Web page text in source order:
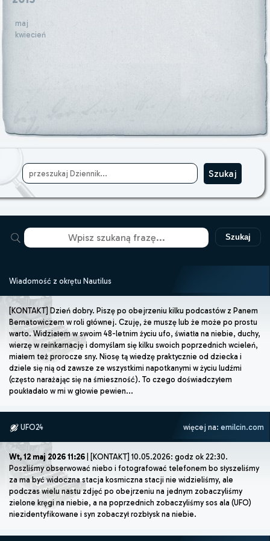
maj
kwiecień
Szukaj
Wiadomość z okrętu Nautilus
[KONTAKT] Dzień dobry. Piszę po obejrzeniu kilku podcastów z Panem
Bernatowiczem w roli głównej. Czuję, że muszę lub że może po prostu
warto. Widziałem w swoim 48-letnim życiu ufo, światła na niebie, duchy,
wierzę w reinkarnację i domyślam się kilku swoich poprzednich wcieleń,
miałem też prorocze sny. Niosę tą wiedzę praktycznie od dziecka i
dziele się nią od zawsze ze wszystkimi napotkanymi w życiu ludźmi
(często narażając się na śmieszność). To czego doświadczyłem
poukładało w mi w głowie pewien...
UFO24 więcej na: emilcin.com
Wt, 12 maj 2026 11:26 | [KONTAKT] 10.05.2026: godz ok 22:30.
Poszliśmy obserwować niebo i fotografować telefonem bo słyszeliśmy
za ma być widoczna stacja kosmiczna stacji nie widzieliśmy, ale
podczas wielu nastu zdjęć po obejrzeniu na jednym zobaczyliśmy
zielone kręgi na niebie, a na poprzednich zobaczyliśmy sos ala (UFO)
niezidentyfikowane i syn zobaczył rozbłysk na niebie.